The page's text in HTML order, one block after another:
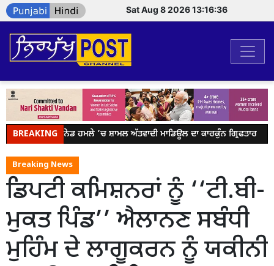
Sat Aug 8 2026 13:16:36
BREAKING
ਬਟਾਲਾ ਗ੍ਰਨੇਡ ਹਮਲੇ ’ਚ ਸ਼ਾਮਲ ਅੱਤਵਾਦੀ ਮਾਡਿਊਲ ਦਾ ਕਾਰਕੁੰਨ ਗ੍ਰਿਫਤਾਰ
Breaking News
ਡਿਪਟੀ ਕਮਿਸ਼ਨਰਾਂ ਨੂੰ ‘‘ਟੀ.ਬੀ-
ਮੁਕਤ ਪਿੰਡ’’ ਐਲਾਨਣ ਸਬੰਧੀ
ਮੁਹਿੰਮ ਦੇ ਲਾਗੂਕਰਨ ਨੂੰ ਯਕੀਨੀ